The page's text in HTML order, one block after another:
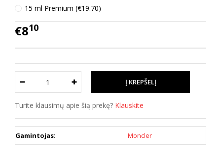
15 ml Premium (€19.70)
€810
Turite klausimų apie šią prekę? Klauskite
Gamintojas: Moncler